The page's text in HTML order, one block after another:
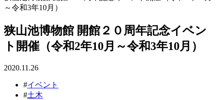
～令和3年10月）
狭山池博物館 開館２０周年記念イベン
ト開催（令和2年10月～令和3年10月）
2020.11.26
#イベント
#土木